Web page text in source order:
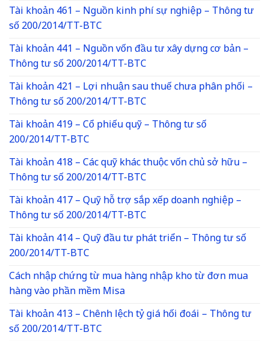
Tài khoản 461 – Nguồn kinh phí sự nghiệp – Thông tư
số 200/2014/TT-BTC
Tài khoản 441 – Nguồn vốn đầu tư xây dựng cơ bản –
Thông tư số 200/2014/TT-BTC
Tài khoản 421 – Lợi nhuận sau thuế chưa phân phối –
Thông tư số 200/2014/TT-BTC
Tài khoản 419 – Cổ phiếu quỹ – Thông tư số
200/2014/TT-BTC
Tài khoản 418 – Các quỹ khác thuộc vốn chủ sở hữu –
Thông tư số 200/2014/TT-BTC
Tài khoản 417 – Quỹ hỗ trợ sắp xếp doanh nghiệp –
Thông tư số 200/2014/TT-BTC
Tài khoản 414 – Quỹ đầu tư phát triển – Thông tư số
200/2014/TT-BTC
Cách nhập chứng từ mua hàng nhập kho từ đơn mua
hàng vào phần mềm Misa
Tài khoản 413 – Chênh lệch tỷ giá hối đoái – Thông tư
số 200/2014/TT-BTC